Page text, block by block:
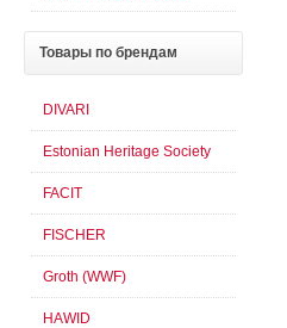
Товары по брендам
DIVARI
Estonian Heritage Society
FACIT
FISCHER
Groth (WWF)
HAWID